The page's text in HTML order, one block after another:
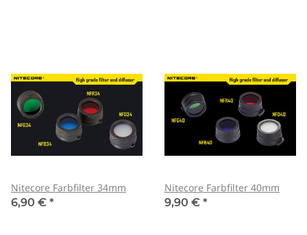
Nitecore Farbfilter 34mm
6,90 € *
Nitecore Farbfilter 40mm
9,90 € *